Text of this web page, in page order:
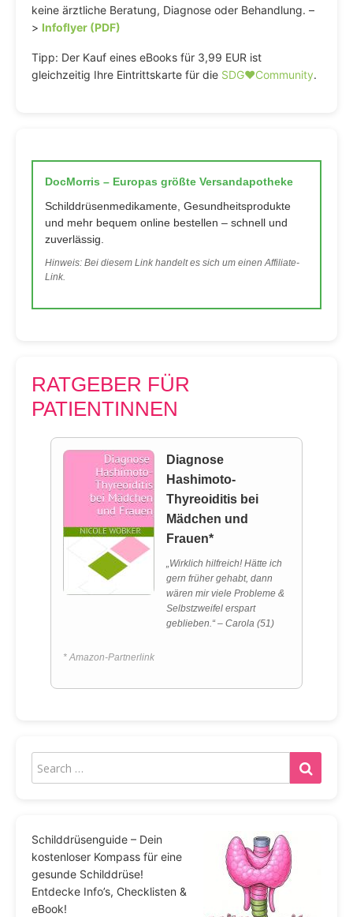
keine ärztliche Beratung, Diagnose oder Behandlung. –
> Infoflyer (PDF)
Tipp: Der Kauf eines eBooks für 3,99 EUR ist
gleichzeitig Ihre Eintrittskarte für die SDG♥️Community.
DocMorris – Europas größte Versandapotheke
Schilddrüsenmedikamente, Gesundheitsprodukte
und mehr bequem online bestellen – schnell und
zuverlässig.
Hinweis: Bei diesem Link handelt es sich um einen Affiliate-
Link.
RATGEBER FÜR
PATIENTINNEN
Diagnose
Hashimoto-
Thyreoiditis bei
Mädchen und
Frauen*
„Wirklich hilfreich! Hätte ich
gern früher gehabt, dann
wären mir viele Probleme &
Selbstzweifel erspart
geblieben.“ – Carola (51)
* Amazon-Partnerlink
Schilddrüsenguide – Dein
kostenloser Kompass für eine
gesunde Schilddrüse!
Entdecke Info’s, Checklisten &
eBook!